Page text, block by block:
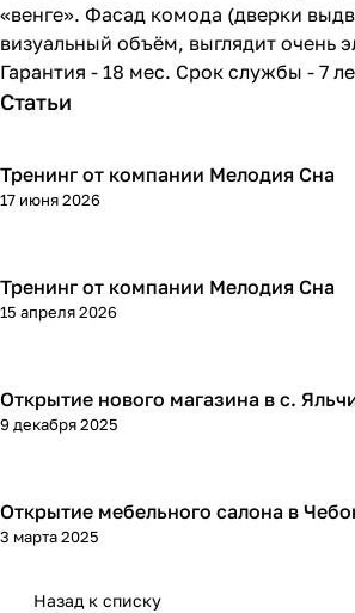
«венге». Фасад комода (дверки
визуальный объём, выглядит очень
Гарантия - 18 мес. Срок службы - 7
Статьи
Тренинг от компании Мелодия Сна
17 июня 2026
Тренинг от компании Мелодия Сна
15 апреля 2026
Открытие нового магазина в с.
9 декабря 2025
Открытие мебельного салона в
3 марта 2025
Назад к списку